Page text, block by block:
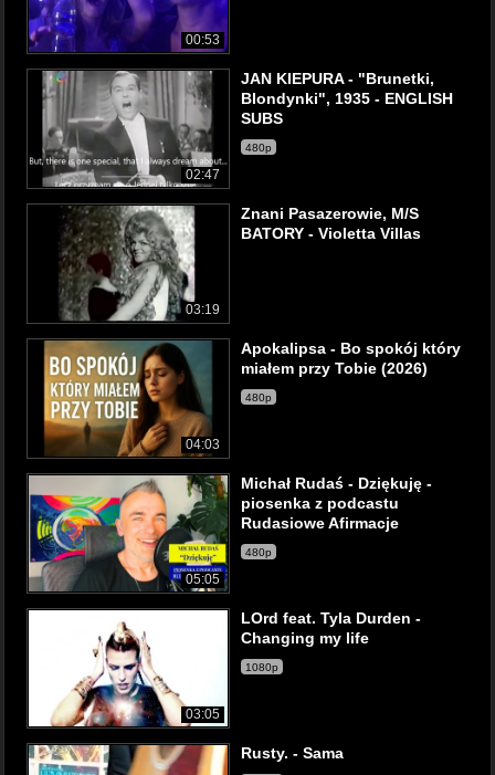
00:53
02:47
JAN KIEPURA - "Brunetki,
Blondynki", 1935 - ENGLISH
SUBS
480p
03:19
Znani Pasazerowie, M/S
BATORY - Violetta Villas
04:03
Apokalipsa - Bo spokój który
miałem przy Tobie (2026)
480p
05:05
Michał Rudaś - Dziękuję -
piosenka z podcastu
Rudasiowe Afirmacje
480p
03:05
LOrd feat. Tyla Durden -
Changing my life
1080p
Rusty. - Sama